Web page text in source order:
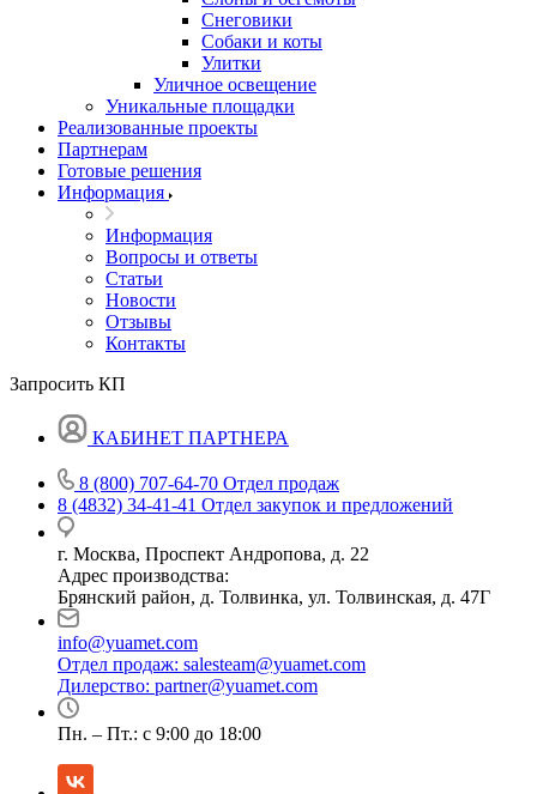
Снеговики
Собаки и коты
Улитки
Уличное освещение
Уникальные площадки
Реализованные проекты
Партнерам
Готовые решения
Информация
Информация
Вопросы и ответы
Статьи
Новости
Отзывы
Контакты
Запросить КП
КАБИНЕТ ПАРТНЕРА
8 (800) 707-64-70 Отдел продаж
8 (4832) 34-41-41 Отдел закупок и предложений
г. Москва, Проспект Андропова, д. 22
Адрес производства:
Брянский район, д. Толвинка, ул. Толвинская, д. 47Г
info@yuamet.com
Отдел продаж: salesteam@yuamet.com
Дилерство: partner@yuamet.com
Пн. – Пт.: с 9:00 до 18:00